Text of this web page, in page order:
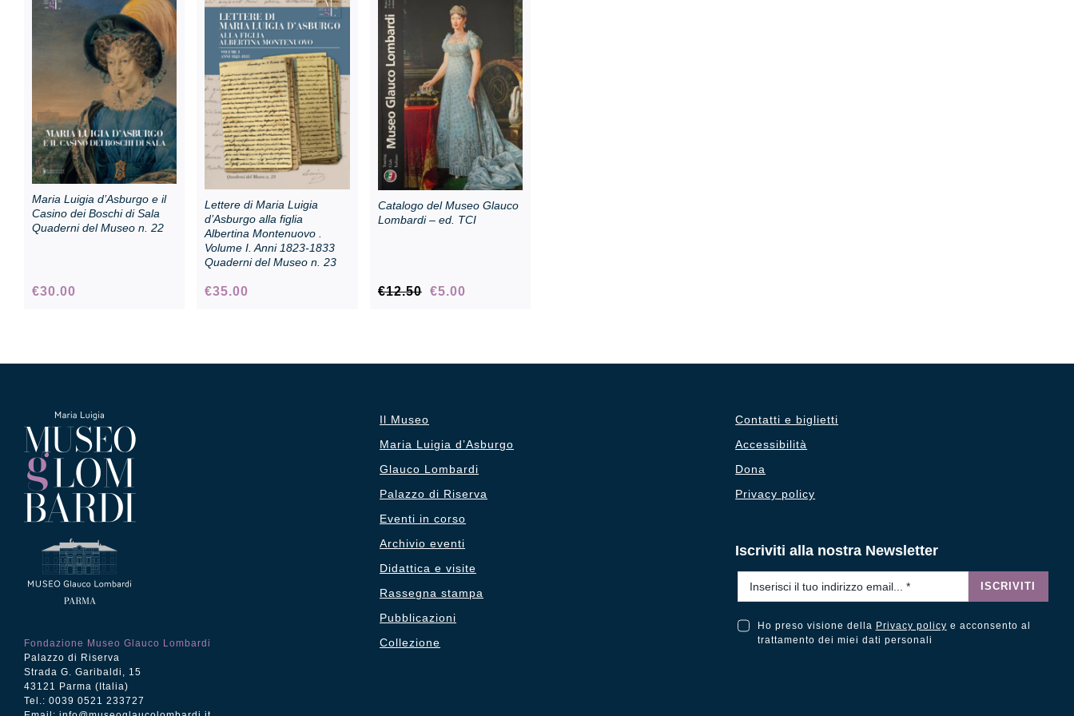
Sala Maria Luigia Rassegna stampa
Prestiti a mostre esterne
Maria Luigia d’Asburgo e il
Casino dei Boschi di Sala
Quaderni del Museo n. 22
€30.00
Lettere di Maria Luigia
d’Asburgo alla figlia
Albertina Montenuovo .
Volume I. Anni 1823-1833
Quaderni del Museo n. 23
€35.00
Catalogo del Museo Glauco
Lombardi – ed. TCI
€12.50 Il
€5.00Il
Fondazione Museo Glauco Lombardi
Palazzo di Riserva
Strada G. Garibaldi, 15
43121 Parma (Italia)
Tel.: 0039 0521 233727
Il Museo
Maria Luigia d’Asburgo
Glauco Lombardi
Palazzo di Riserva
Eventi in corso
Archivio eventi
Didattica e visite
Rassegna stampa
Pubblicazioni
Collezione
Contatti e biglietti
Accessibilità
Dona
Privacy policy
Iscriviti alla nostra Newsletter
ISCRIVITI
Ho preso visione della Privacy policy e acconsento al
trattamento dei miei dati personali